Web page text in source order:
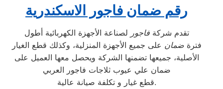
رقم ضمان فاجور الاسكندرية
تقدم شركةفاجور لصناعة الأجهزة الكهربائية أطول
فترةضمان على جميع الأجهزة المنزلية، وكذلك قطع الغيار
الأصلية، جميعها تضمنها الشركة ويحصل معها العميل على
ضمان علي عيوب ثلاجات فاجور العربي
قطع غيار و تكلفة صيانة عالية.